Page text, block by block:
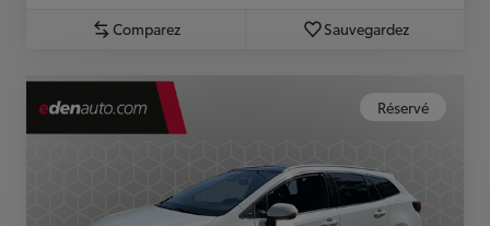
Comparez Sauvegardez
Réservé